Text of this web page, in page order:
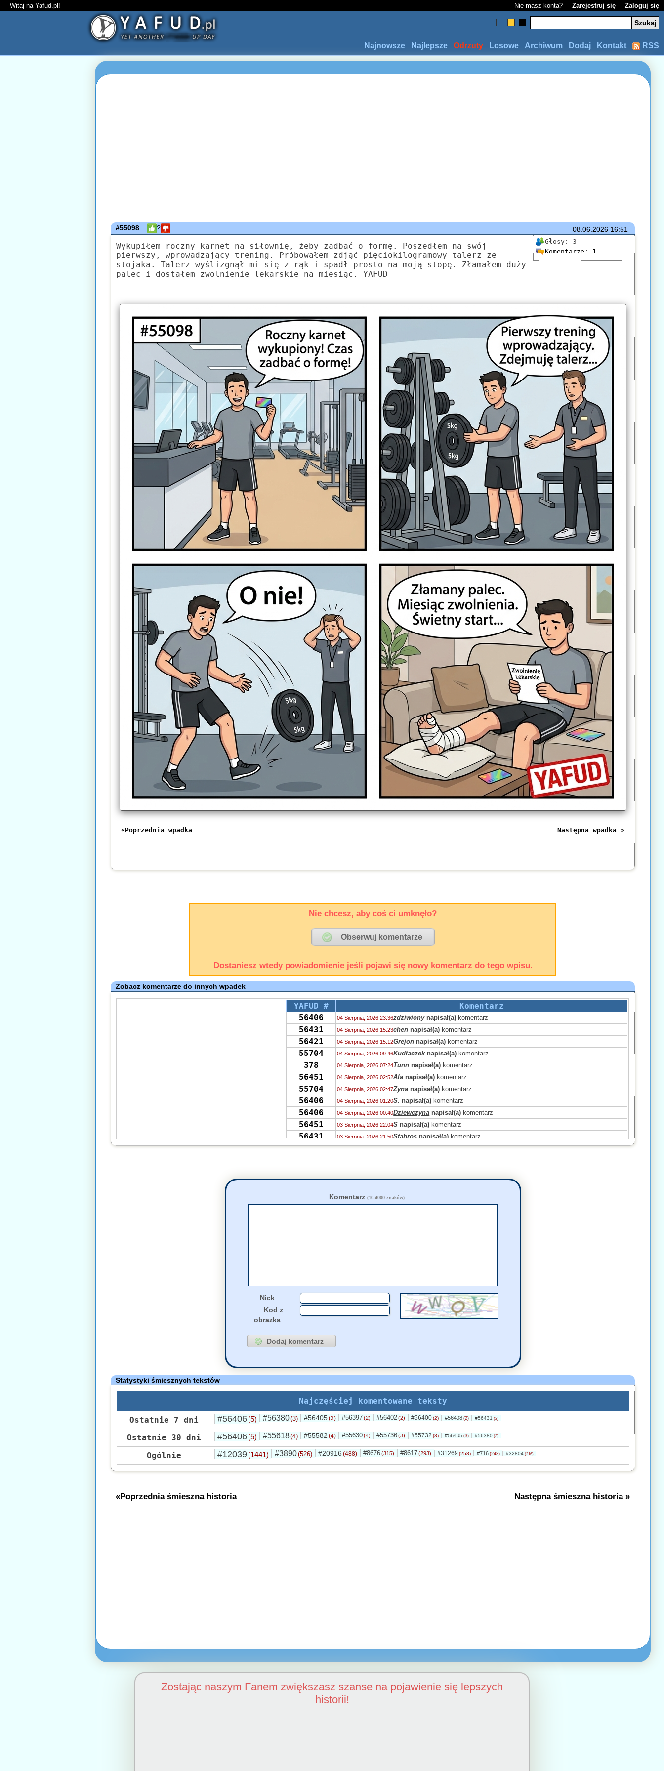
Witaj na Yafud.pl! Nie masz konta? Zarejestruj się Zaloguj się
RSS
Kontakt
Dodaj
Archiwum
Losowe
Odrzuty
Najlepsze
Najnowsze
08.06.202616:51
#55098 ?
Głosy: 3
Komentarze: 1
Wykupiłem roczny karnet na siłownię, żeby zadbać o formę. Poszedłem na swój
pierwszy, wprowadzający trening. Próbowałem zdjąć pięciokilogramowy talerz ze
stojaka. Talerz wyślizgnął mi się z rąk i spadł prosto na moją stopę. Złamałem duży
palec i dostałem zwolnienie lekarskie na miesiąc. YAFUD
«Poprzednia wpadka Następna wpadka »
Nie chcesz, aby coś ci umknęło?
Dostaniesz wtedy powiadomienie jeśli pojawi się nowy komentarz do tego wpisu.
Zobacz komentarze do innych wpadek
YAFUD #
Komentarz
56406
04 Sierpnia, 2026 23:36zdziwionynapisał(a) komentarz
56431 04 Sierpnia, 2026 15:23chen napisał(a) komentarz
56421 04 Sierpnia, 2026 15:12Grejon napisał(a) komentarz
55704 04 Sierpnia, 2026 09:46Kudłaczeknapisał(a) komentarz
378 04 Sierpnia, 2026 07:24Tunn napisał(a) komentarz
56451 04 Sierpnia, 2026 02:52Ala napisał(a) komentarz
55704 04 Sierpnia, 2026 02:47Zyna napisał(a) komentarz
56406 04 Sierpnia, 2026 01:20S. napisał(a) komentarz
56406 04 Sierpnia, 2026 00:40Dziewczyna napisał(a) komentarz
56451 03 Sierpnia, 2026 22:04S napisał(a) komentarz
56431 03 Sierpnia, 2026 21:50Stabros napisał(a) komentarz
56405 03 Sierpnia, 2026 21:43Stabrosnapisał(a)komentarz
03 Sierpnia, 2026 10:09Marek
56402
Komentarz (10-4000 znaków)
Nick
Kod z
obrazka
Statystyki śmiesznych tekstów
Najczęściej komentowane teksty
Ostatnie 7 dni
#56406 (5) #56380(3) #56405(3) #56397 (2) #56402 (2) #56400 (2) #56408 (2) #56431 (2)
Ostatnie 30 dni #56406 (5) #55618(4) #55582 (4) #55630 (4) #55736 (3) #55732 (3) #56405 (3) #56380 (3)
Ogólnie #12039 (1441) #3890(526) #20916 (488) #8676 (315) #8617 (293) #31269 (258) #716 (243) #32804 (216)
«Poprzednia śmieszna historia Następna śmieszna historia »
Zostając naszym Fanem zwiększasz szanse na pojawienie się lepszych
historii!